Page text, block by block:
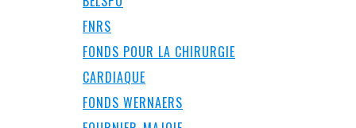
FNRS
FONDS POUR LA CHIRURGIE
CARDIAQUE
FONDS WERNAERS